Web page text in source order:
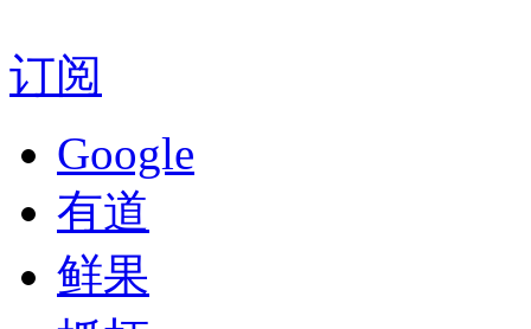
订阅
Google
有道
鲜果